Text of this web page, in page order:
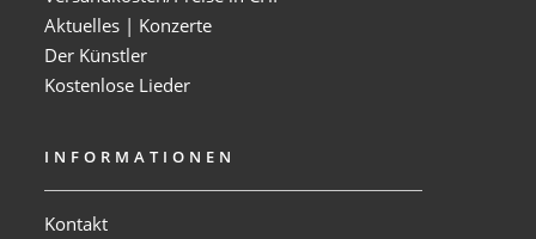
Aktuelles | Konzerte
Der Künstler
Kostenlose Lieder
INFORMATIONEN
Kontakt